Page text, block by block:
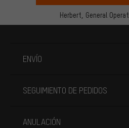
Herbert, General
ENVÍO
SEGUIMIENTO DE PEDIDOS
ANULACIÓN